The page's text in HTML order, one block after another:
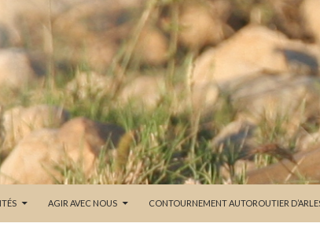
AGIR AVEC NOUS CONTOURNEMENT AUTOROUTIER